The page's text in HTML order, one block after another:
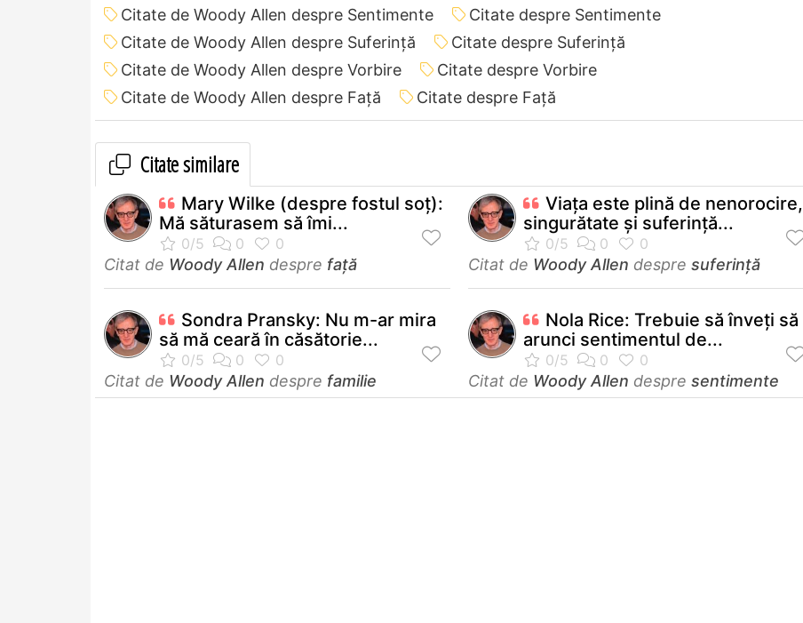
Citate de Woody Allen despre Sentimente
Citate despre Sentimente
Citate de Woody Allen despre Suferință
Citate despre Suferință
Citate de Woody Allen despre Vorbire
Citate despre Vorbire
Citate de Woody Allen despre Față
Citate despre Față
Citate similare
Mary Wilke (despre fostul soţ):
Mă săturasem să îmi...
Citat de Woody Allen despre față
Viaţa este plină de nenorocire,
singurătate şi suferinţă...
Citat de Woody Allen despre suferință
Sondra Pransky: Nu m-ar mira
să mă ceară în căsătorie...
Citat de Woody Allen despre familie
Nola Rice: Trebuie să înveţi să
arunci sentimentul de...
Citat de Woody Allen despre sentimente